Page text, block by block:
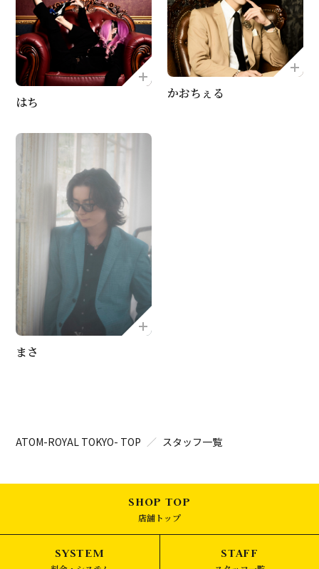
はち
かおちぇる
まさ
ATOM-ROYAL TOKYO- TOP スタッフ一覧
店舗トップ